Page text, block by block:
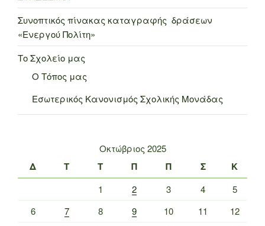
Συνοπτικός πίνακας καταγραφής δράσεων
«Ενεργού Πολίτη»
Το Σχολείο μας
Ο Τόπος μας
Εσωτερικός Κανονισμός Σχολικής Μονάδας
Οκτώβριος 2025
Δ Τ Τ Π Π Σ Κ
1 2 3 4
5
6
7 8 9 10 11
12